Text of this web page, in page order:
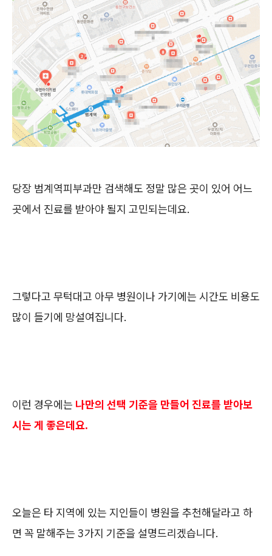
당장 범계역피부과만 검색해도 정말 많은 곳이 있어 어느
곳에서 진료를 받아야 될지 고민되는데요.
그렇다고 무턱대고 아무 병원이나 가기에는 시간도 비용도
많이 들기에 망설여집니다.
이런 경우에는 나만의 선택 기준을 만들어 진료를 받아보
시는 게 좋은데요.
오늘은 타 지역에 있는 지인들이 병원을 추천해달라고 하
면 꼭 말해주는 3가지 기준을 설명드리겠습니다.